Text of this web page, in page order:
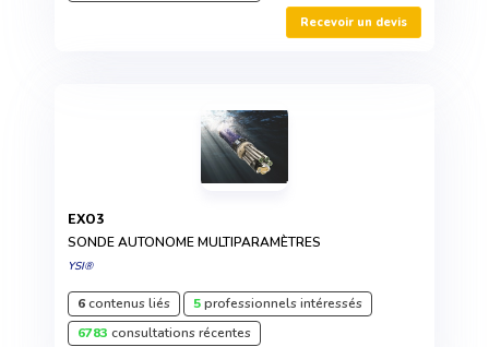
Recevoir un devis
EXO3
SONDE AUTONOME MULTIPARAMÈTRES
YSI®
6contenus liés 5professionnels intéressés
6783 consultations récentes